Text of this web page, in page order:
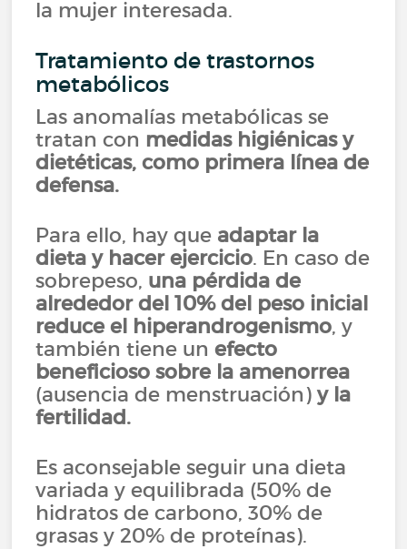
la mujer interesada.
Tratamiento de trastornos
metabólicos
Las anomalías metabólicas se
tratan con medidas higiénicas y
dietéticas, como primera línea de
defensa.
Para ello, hay que adaptar la
dieta y hacer ejercicio. En caso de
sobrepeso, una pérdida de
alrededor del 10% del peso inicial
reduce el hiperandrogenismo, y
también tiene unefecto
beneficioso sobre la amenorrea
(ausencia de menstruación)y la
fertilidad.
Es aconsejable seguir una dieta
variada y equilibrada (50% de
hidratos de carbono, 30% de
grasas y 20% de proteínas).